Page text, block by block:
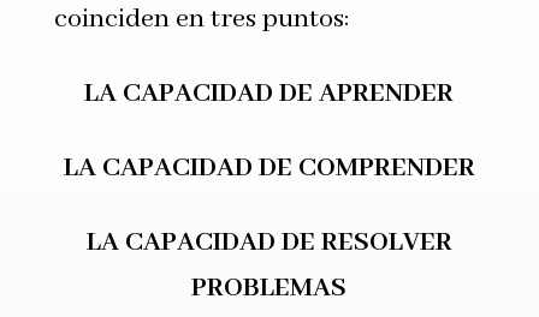
coinciden en tres puntos:
LA CAPACIDAD DE APRENDER
LA CAPACIDAD DE COMPRENDER
LA CAPACIDAD DE RESOLVER
PROBLEMAS